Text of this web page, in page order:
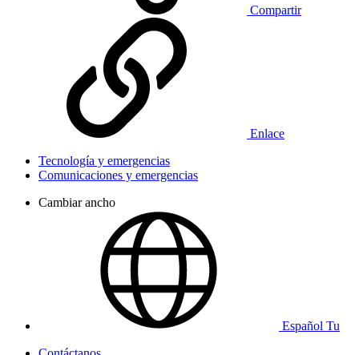
Compartir
Enlace
Tecnología y emergencias
Comunicaciones y emergencias
Cambiar ancho
Español Tu